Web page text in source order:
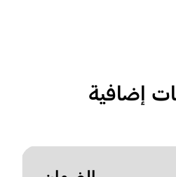
إضافية